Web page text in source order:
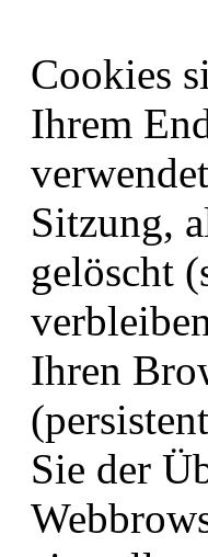
Cookies
Ihrem
Sitzung,
gelöscht
Ihren
Sie der